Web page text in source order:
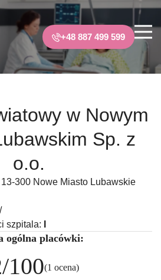
+48 887 499 599
w Nowym
Sp. z
o.o.
300 Nowe Miasto Lubawskie
szpitala:
ogólna placówki:
100(1 ocena)